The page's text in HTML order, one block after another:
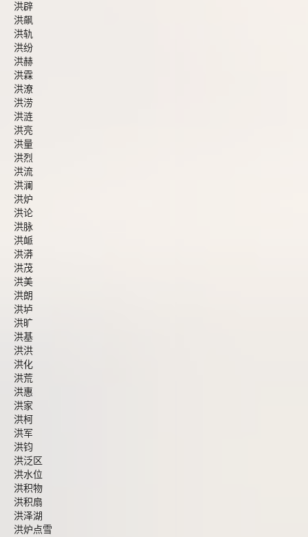
洪辟
洪飙
洪轨
洪纷
洪赫
洪霖
洪潦
洪涝
洪涟
洪亮
洪量
洪烈
洪流
洪澜
洪炉
洪论
洪脉
洪衇
洪漭
洪茂
洪美
洪朗
洪垆
洪旷
洪基
洪洪
洪化
洪荒
洪惠
洪家
洪柯
洪军
洪钧
洪泛区
洪水位
洪积物
洪积扇
洪泽湖
洪炉点雪